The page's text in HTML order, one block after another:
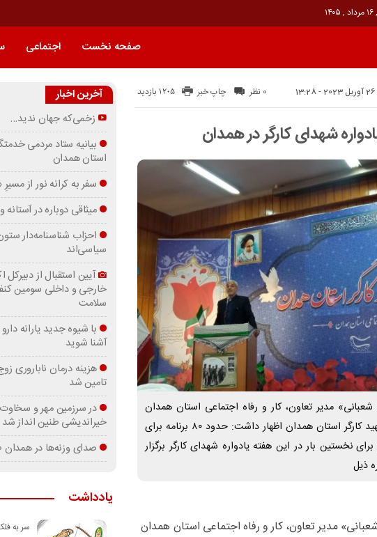
صفحه نخست اجتماعی
1205 بازدید چاپ خبر 0 نظر
شهدای کارگر در همدان
مدیر تعاون، کار و رفاه اجتماعی استان همدان
امروز (چهارشنبه) در یادواره ۴۷۰ شهید کارگر استان همدان اظهار داشت: حدود ۸۰ برنامه برای
نخستین بار در این هفته یادواره شهدای کارگر برگزار
ذیل
مدیر تعاون، کار و رفاه اجتماعی استان همدان
آخرین اخبار
زخمی‌که جهان ندید…
بیانیه ستاد مردمی
استان همدان
سفر به کرانه‌ نور از
میثاقی دوباره در
احزاب شناسنامه‌دار
سیاسی‌اند
آیین استقبال از دبیرکل
خارجی و داخلی سومین
سلامت
با شیوه جدید یارانه
آشنا شوید
هزینه درمان ناباروری
تامین شد
در سرزمین مهر و
خیراندیشی طنین انداز شد
صدای وزنه‌ها در همدان
یادداشت
سر به